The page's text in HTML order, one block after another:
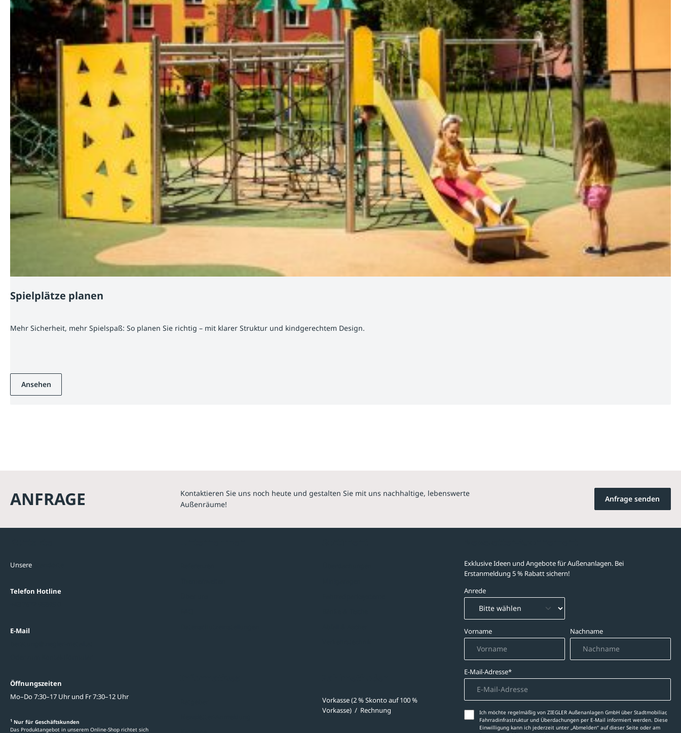
Spielplätze planen
Mehr Sicherheit, mehr Spielspaß: So planen Sie richtig – mit klarer Struktur und kindgerechtem Design.
Ansehen
ANFRAGE
Kontaktieren Sie uns noch heute und gestalten Sie mit uns nachhaltige, lebenswerte
Außenräume!
Anfrage senden
Unsere
Telefon Hotline
E-Mail
Öffnungszeiten
Mo–Do 7:30–17 Uhr und Fr 7:30–12 Uhr
1 Nur für Geschäftskunden
Das Produktangebot in unserem Online-Shop richtet sich
Vorkasse (2 % Skonto auf 100 %
Vorkasse) / Rechnung
Exklusive Ideen und Angebote für Außenanlagen. Bei
Erstanmeldung 5 % Rabatt sichern!
Anrede
Vorname Nachname
E-Mail-Adresse*
Ich möchte regelmäßig von ZIEGLER Außenanlagen GmbH über Stadtmobiliar,
Fahrradinfrastruktur und Überdachungen per E-Mail informiert werden. Diese
Einwilligung kann ich jederzeit unter „Abmelden‘‘ auf dieser Seite oder am